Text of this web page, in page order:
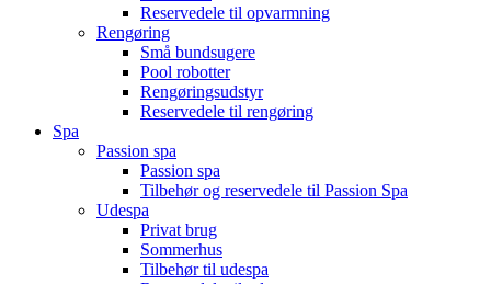
Reservedele til opvarmning
Rengøring
Små bundsugere
Pool robotter
Rengøringsudstyr
Reservedele til rengøring
Spa
Passion spa
Passion spa
Tilbehør og reservedele til Passion Spa
Udespa
Privat brug
Sommerhus
Tilbehør til udespa